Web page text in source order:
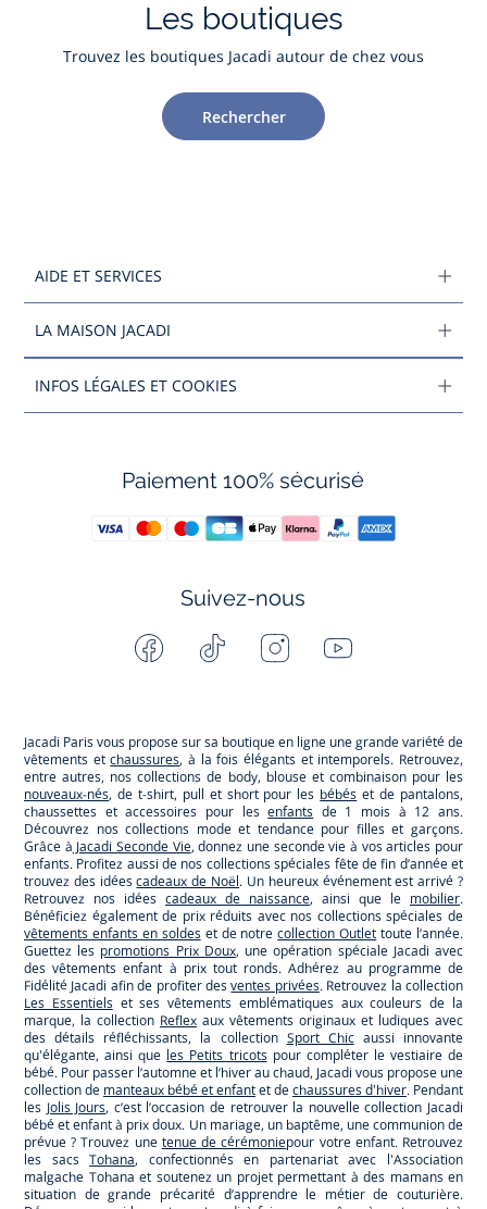
Les boutiques
Trouvez les boutiques Jacadi autour de chez vous
Rechercher
AIDE ET SERVICES
LA MAISON JACADI
INFOS LÉGALES ET COOKIES
Paiement 100% sécurisé
Suivez-nous
Facebook Tiktok InstagramYoutube
Jacadi Paris vous propose sur sa boutique en ligne une grande variété de
vêtements etchaussures, à la fois élégants et intemporels. Retrouvez,
entre autres, nos collections de body, blouse et combinaison pour les
nouveaux-nés, de t-shirt, pull et short pour les bébés et de pantalons,
chaussettes et accessoires pour lesenfants de 1 mois à 12 ans.
Découvrez nos collections mode et tendance pour filles et garçons.
Grâce à Jacadi Seconde Vie, donnez une seconde vie à vos articles pour
enfants. Profitez aussi de nos collections spéciales fête de fin d’année et
trouvez des idéescadeaux de Noël. Un heureux événement est arrivé ?
Retrouvez nos idées cadeaux de naissance, ainsi que le mobilier.
Bénéficiez également de prix réduits avec nos collections spéciales de
vêtements enfants en soldeset de notrecollection Outlet toute l’année.
Guettez les promotions Prix Doux, une opération spéciale Jacadi avec
des vêtements enfant à prix tout ronds. Adhérez au programme de
Fidélité Jacadi afin de profiter desventes privées. Retrouvez la collection
Les Essentielset ses vêtements emblématiques aux couleurs de la
marque, la collection Reflex aux vêtements originaux et ludiques avec
des détails réfléchissants, la collection Sport Chicaussi innovante
qu'élégante, ainsi que les Petits tricotspour compléter le vestiaire de
bébé. Pour passer l’automne et l’hiver au chaud, Jacadi vous propose une
collection de manteaux bébé et enfantet dechaussures d'hiver. Pendant
les Jolis Jours, c’est l’occasion de retrouver la nouvelle collection Jacadi
bébé et enfant à prix doux. Un mariage, un baptême, une communion de
prévue ? Trouvez une tenue de cérémoniepour votre enfant. Retrouvez
les sacsTohana, confectionnés en partenariat avec l'Association
malgache Tohana et soutenez un projet permettant à des mamans en
situation de grande précarité d’apprendre le métier de couturière.